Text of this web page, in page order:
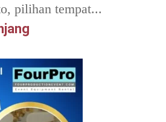
pilihan tempat...